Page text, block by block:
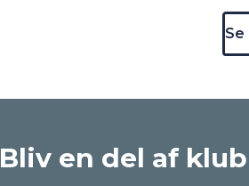
Se
Bliv en del af